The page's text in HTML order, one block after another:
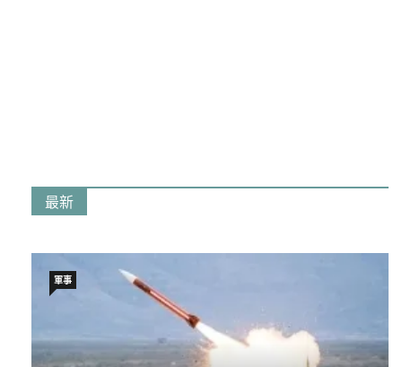
最新
軍事